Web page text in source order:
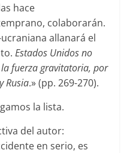
hace
colaborarán.
allanará el
Estados Unidos no
fuerza gravitatoria, por
Rusia.» (pp. 269-270).
la lista.
del autor:
en serio, es